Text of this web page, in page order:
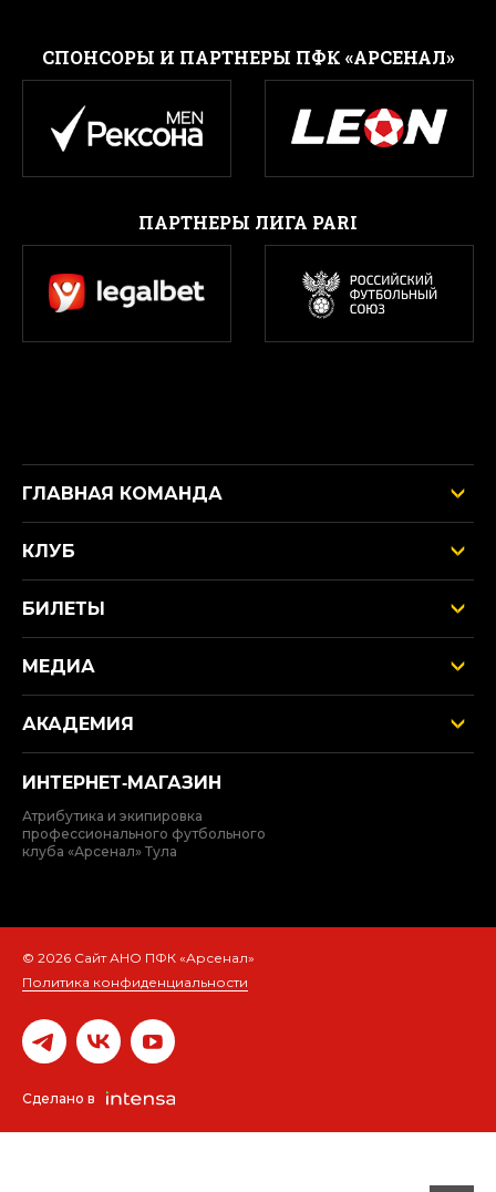
CПОНСОРЫ И ПАРТНЕРЫ ПФК «АРСЕНАЛ»
ПАРТНЕРЫ ЛИГА PARI
ГЛАВНАЯ КОМАНДА
КЛУБ
БИЛЕТЫ
МЕДИА
АКАДЕМИЯ
ИНТЕРНЕТ‑МАГАЗИН
Атрибутика и экипировка
профессионального футбольного
клуба «Арсенал» Тула
© 2026 Сайт АНО ПФК «Арсенал»
Политика конфиденциальности
Сделано в